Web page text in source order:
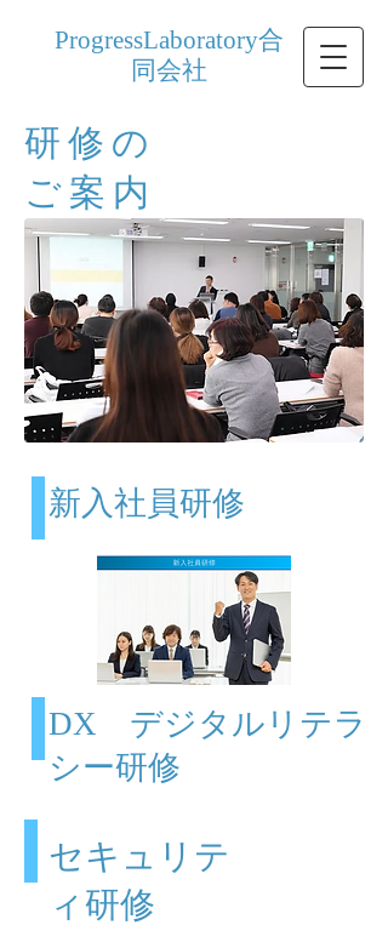
ProgressLaboratory合
同会社
研修の
ご案内
​新入社員研修
DX デジタルリテラ
シー研修
セキュリテ
ィ研修